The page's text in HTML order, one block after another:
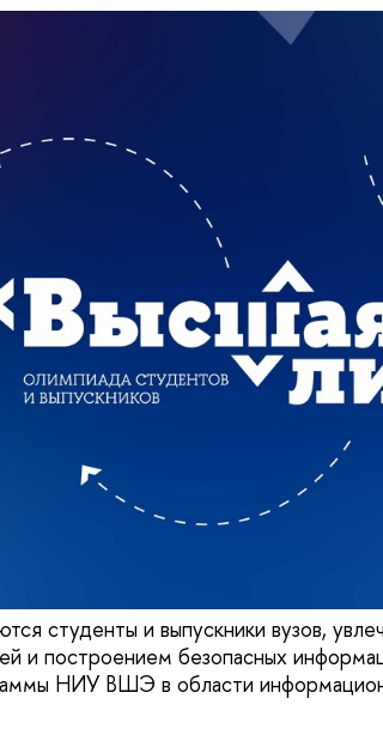
студенты и выпускники вузов,
и построением безопасных
НИУ ВШЭ в области